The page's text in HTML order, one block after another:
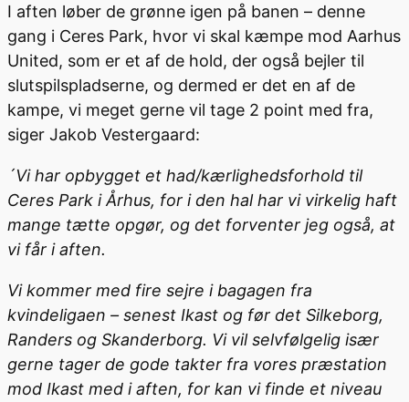
I aften løber de grønne igen på banen – denne
gang i Ceres Park, hvor vi skal kæmpe mod Aarhus
United, som er et af de hold, der også bejler til
slutspilspladserne, og dermed er det en af de
kampe, vi meget gerne vil tage 2 point med fra,
siger Jakob Vestergaard:
´Vi har opbygget et had/kærlighedsforhold til
Ceres Park i Århus, for i den hal har vi virkelig haft
mange tætte opgør, og det forventer jeg også, at
vi får i aften.
Vi kommer med fire sejre i bagagen fra
kvindeligaen – senest Ikast og før det Silkeborg,
Randers og Skanderborg. Vi vil selvfølgelig især
gerne tager de gode takter fra vores præstation
mod Ikast med i aften, for kan vi finde et niveau